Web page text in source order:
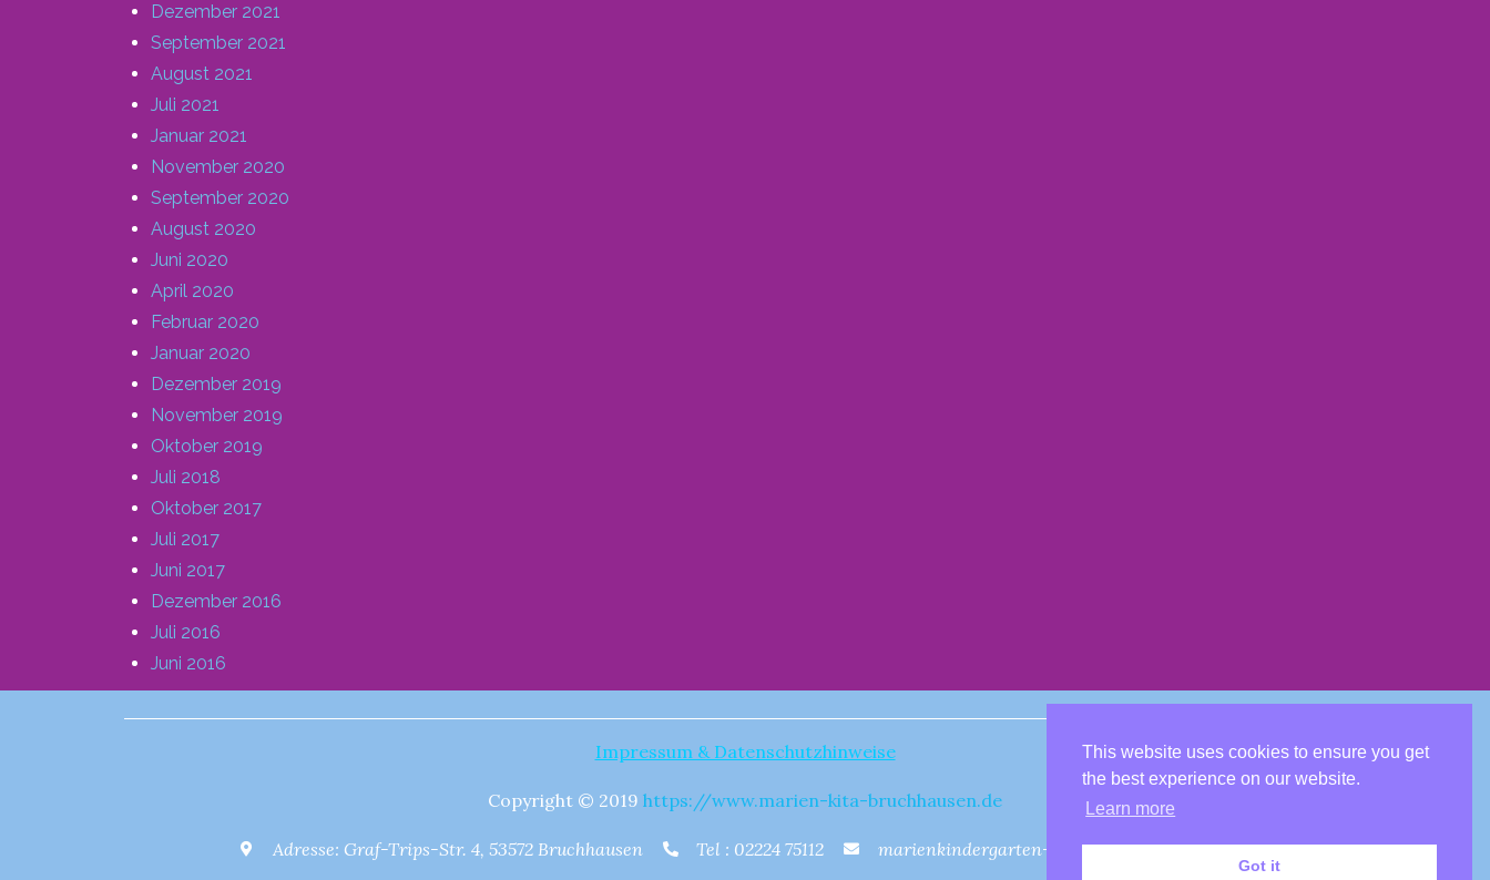
Dezember 2021
September 2021
August 2021
Juli 2021
Januar 2021
November 2020
September 2020
August 2020
Juni 2020
April 2020
Februar 2020
Januar 2020
Dezember 2019
November 2019
Oktober 2019
Juli 2018
Oktober 2017
Juli 2017
Juni 2017
Dezember 2016
Juli 2016
Juni 2016
Impressum & Datenschutzhinweise
Copyright © 2019 https://www.marien-kita-bruchhausen.de
Adresse: Graf-Trips-Str. 4, 53572 Bruchhausen Tel : 02224 75112 marienkindergarten-bruchhausen@vgunkel.de
This website uses cookies to ensure you get
the best experience on our website.
Learn more
Got it